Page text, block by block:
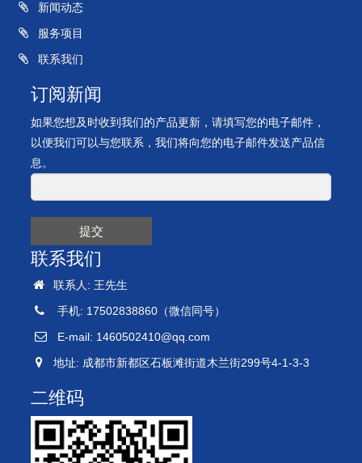
新闻动态
服务项目
联系我们
订阅新闻
如果您想及时收到我们的产品更新，请填写您的电子邮件，
以便我们可以与您联系，我们将向您的电子邮件发送产品信
息。
提交
联系我们
联系人: 王先生
手机: 17502838860（微信同号）
E-mail: 1460502410@qq.com
地址: 成都市新都区石板滩街道木兰街299号4-1-3-3
二维码